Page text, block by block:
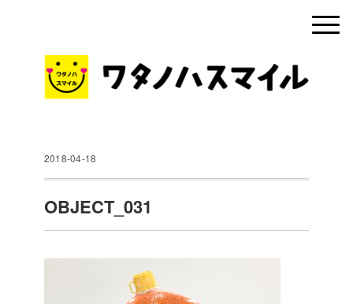
2018-04-18
OBJECT_031